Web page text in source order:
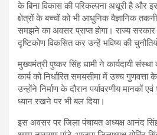
के बिना विकास की परिकल्पना अधूरी है और
क्षेत्रों के बच्चों को भी आधुनिक वैज्ञानिक
समझने का अवसर प्राप्त होगा। राज्य सरकार
दृष्टिकोण विकसित कर उन्हें भविष्य की
मुख्यमंत्री पुष्कर सिंह धामी ने कार्यदायी संस्था
कार्य को निर्धारित समयसीमा में उच्च गुणवत्ता
उन्होंने निर्माण के दौरान पर्यावरणीय मानकों
ध्यान रखने पर भी बल दिया।
इस अवसर पर जिला पंचायत अध्यक्ष आनंद सिंह